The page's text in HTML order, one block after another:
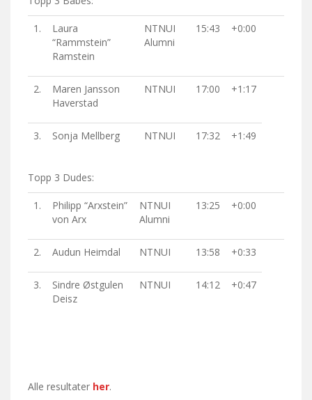
1.
Laura
“Rammstein”
Ramstein
NTNUI
Alumni
15:43 +0:00
2.
Maren Jansson
Haverstad
NTNUI 17:00 +1:17
3. Sonja Mellberg NTNUI 17:32 +1:49
Topp 3 Dudes:
1.
Philipp “Arxstein”
von Arx
NTNUI
Alumni
13:25 +0:00
2. Audun Heimdal NTNUI 13:58 +0:33
3.
Sindre Østgulen
Deisz
NTNUI 14:12 +0:47
Alle resultater her.